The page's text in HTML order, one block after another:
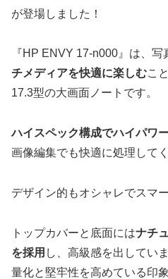
が登場しました！
『HP ENVY 17-n000』は、
チメディアを快適に楽しむこ
17.3型の大画面ノートです。
ハイスペック構成でハイパワ
画像編集でも快適に処理してく
デザイン的もオシャレでスマー
トップカバーと底面にはナチ
を採用 し、高級感を出してい
量化と堅牢性を高めている印